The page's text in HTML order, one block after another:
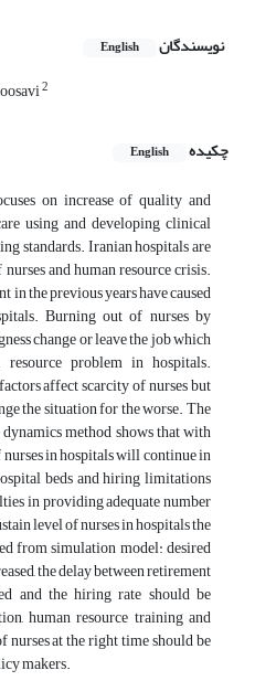
نویسندگان English
2
چکیده
English
on increase of quality and
using and developing clinical
standards. Iranian hospitals are
and human resource crisis.
the previous years have caused
Burning out of nurses by
change or leave the job which
resource problem in hospitals.
affect scarcity of nurses but
the situation for the worse. The
method shows that with
in hospitals will continue in
beds and hiring limitations
in providing adequate number
level of nurses in hospitals the
from simulation model: desired
the delay between retirement
and the hiring rate should be
human resource training and
at the right time should be
makers.